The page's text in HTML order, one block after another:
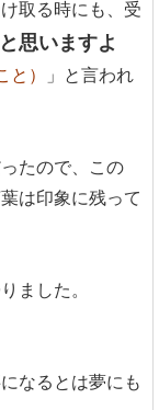
取る時にも、受
思いますよ
）
」と言われ
たので、この
は印象に残って
ました。
なるとは夢にも